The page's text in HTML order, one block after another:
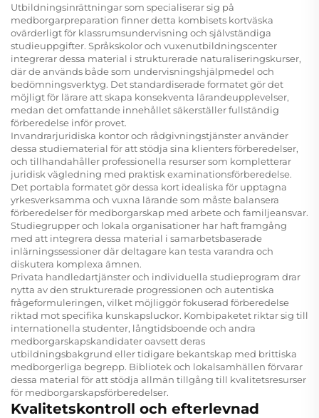
Utbildningsinrättningar som specialiserar sig på
medborgarpreparation finner detta kombisets kortväska
ovärderligt för klassrumsundervisning och självständiga
studieuppgifter. Språkskolor och vuxenutbildningscenter
integrerar dessa material i strukturerade naturaliseringskurser,
där de används både som undervisningshjälpmedel och
bedömningsverktyg. Det standardiserade formatet gör det
möjligt för lärare att skapa konsekventa lärandeupplevelser,
medan det omfattande innehållet säkerställer fullständig
förberedelse inför provet.
Invandrarjuridiska kontor och rådgivningstjänster använder
dessa studiematerial för att stödja sina klienters förberedelser,
och tillhandahåller professionella resurser som kompletterar
juridisk vägledning med praktisk examinationsförberedelse.
Det portabla formatet gör dessa kort idealiska för upptagna
yrkesverksamma och vuxna lärande som måste balansera
förberedelser för medborgarskap med arbete och familjeansvar.
Studiegrupper och lokala organisationer har haft framgång
med att integrera dessa material i samarbetsbaserade
inlärningssessioner där deltagare kan testa varandra och
diskutera komplexa ämnen.
Privata handledartjänster och individuella studieprogram drar
nytta av den strukturerade progressionen och autentiska
frågeformuleringen, vilket möjliggör fokuserad förberedelse
riktad mot specifika kunskapsluckor. Kombipaketet riktar sig till
internationella studenter, långtidsboende och andra
medborgarskapskandidater oavsett deras
utbildningsbakgrund eller tidigare bekantskap med brittiska
medborgerliga begrepp. Bibliotek och lokalsamhällen förvarar
dessa material för att stödja allmän tillgång till kvalitetsresurser
för medborgarskapsförberedelser.
Kvalitetskontroll och efterlevnad